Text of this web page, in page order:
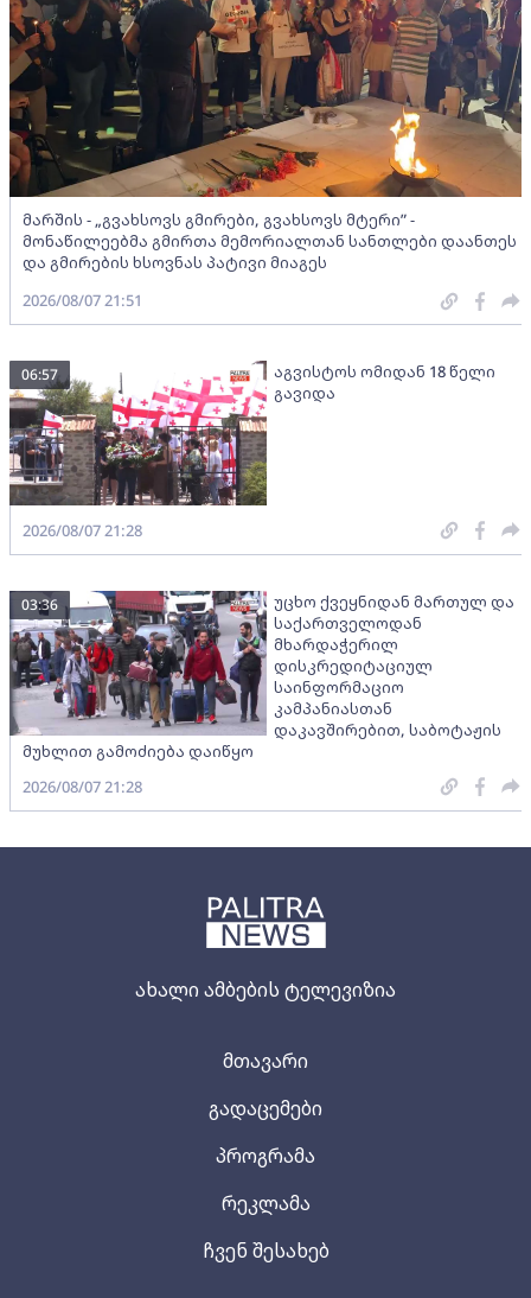
ახალი ამბების ტელევიზია
მთავარი
გადაცემები
პროგრამა
რეკლამა
ჩვენ შესახებ
მარშის - „გვახსოვს გმირები, გვახსოვს მტერი” -
მონაწილეებმა გმირთა მემორიალთან სანთლები დაანთეს
და გმირების ხსოვნას პატივი მიაგეს
2026/08/07 21:51
აგვისტოს ომიდან 18 წელი
გავიდა
06:57
2026/08/07 21:28
უცხო ქვეყნიდან მართულ და
საქართველოდან
მხარდაჭერილ
დისკრედიტაციულ
საინფორმაციო
კამპანიასთან
დაკავშირებით, საბოტაჟის
მუხლით გამოძიება დაიწყო
03:36
2026/08/07 21:28